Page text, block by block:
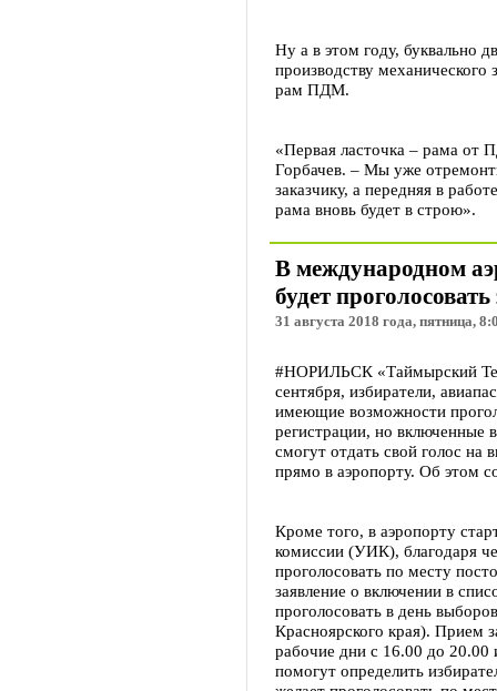
Ну а в этом году, буквально
производству механического
рам ПДМ.
«Первая ласточка – рама от
Горбачев. – Мы уже
заказчику, а передняя в
рама вновь будет в строю».
В международном
будет
31 августа 2018 года, пятница,
#НОРИЛЬСК «Таймырский
сентября, избиратели,
имеющие возможности
регистрации, но включенные
смогут отдать свой голос на
прямо в аэропорту. Об этом
Кроме того, в аэропорту
комиссии (УИК), благодаря
проголосовать по месту
заявление о включении в
проголосовать в день
Красноярского края). Прием
рабочие дни с 16.00 до
помогут определить